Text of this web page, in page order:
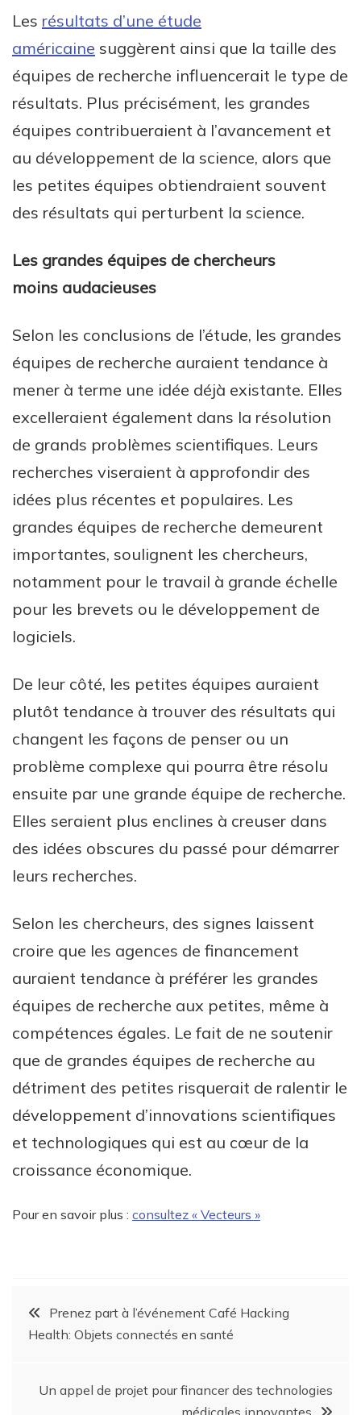
Les résultats d’une étude
américaine suggèrent ainsi que la taille des
équipes de recherche influencerait le type de
résultats. Plus précisément, les grandes
équipes contribueraient à l’avancement et
au développement de la science, alors que
les petites équipes obtiendraient souvent
des résultats qui perturbent la science.
Les grandes équipes de chercheurs
moins audacieuses
Selon les conclusions de l’étude, les grandes
équipes de recherche auraient tendance à
mener à terme une idée déjà existante. Elles
excelleraient également dans la résolution
de grands problèmes scientifiques. Leurs
recherches viseraient à approfondir des
idées plus récentes et populaires. Les
grandes équipes de recherche demeurent
importantes, soulignent les chercheurs,
notamment pour le travail à grande échelle
pour les brevets ou le développement de
logiciels.
De leur côté, les petites équipes auraient
plutôt tendance à trouver des résultats qui
changent les façons de penser ou un
problème complexe qui pourra être résolu
ensuite par une grande équipe de recherche.
Elles seraient plus enclines à creuser dans
des idées obscures du passé pour démarrer
leurs recherches.
Selon les chercheurs, des signes laissent
croire que les agences de financement
auraient tendance à préférer les grandes
équipes de recherche aux petites, même à
compétences égales. Le fait de ne soutenir
que de grandes équipes de recherche au
détriment des petites risquerait de ralentir le
développement d’innovations scientifiques
et technologiques qui est au cœur de la
croissance économique.
Pour en savoir plus : consultez « Vecteurs »
Prenez part à l’événement Café Hacking
Health: Objets connectés en santé
Un appel de projet pour financer des technologies
médicales innovantes